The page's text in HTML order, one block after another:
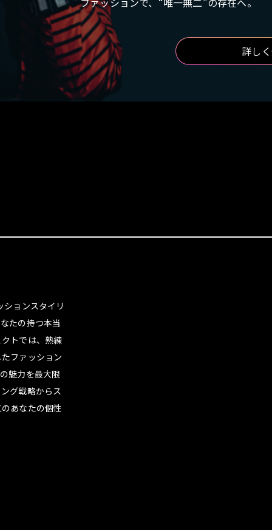
詳し
ョンスタイリ
たの持つ本当
トでは、熟練
ファッション
魅力を最大限
グ戦略からス
あなたの個性